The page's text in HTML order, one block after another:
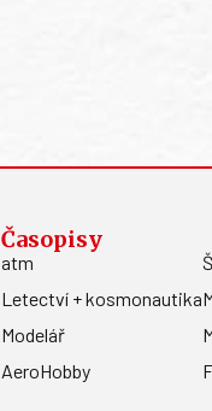
Časopisy
atm
Letectví + kosmonautika
Modelář
AeroHobby